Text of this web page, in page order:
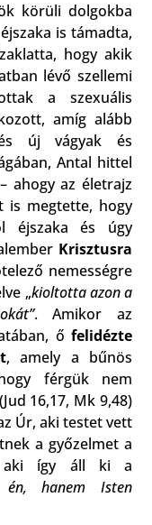
körüli dolgokba
is támadta,
hogy akik
lévő szellemi
a szexuális
amíg alább
új vágyak és
Antal hittel
ahogy az életrajz
is megtette, hogy
éjszaka és úgy
Krisztusra
nemességre
„kioltotta azon a
. Amikor az
őfelidézte
, amely a bűnös
férgük nem
16,17, Mk 9,48)
Úr, aki testet vett
a győzelmet a
aki így áll ki a
én, hanem Isten